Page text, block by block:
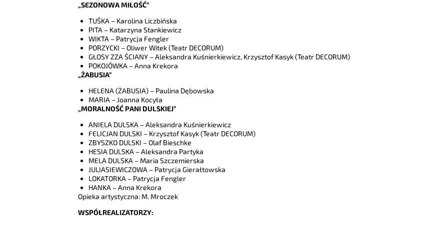
„SEZONOWA MIŁOŚĆ”
TUŚKA – Karolina Liczbińska
PITA – Katarzyna Stankiewicz
WIKTA – Patrycja Fengler
PORZYCKI – Oliwer Witek (Teatr DECORUM)
GŁOSY ZZA ŚCIANY – Aleksandra Kuśnierkiewicz, Krzysztof Kasyk (Teatr DECORUM)
POKOJÓWKA – Anna Krekora
„ŻABUSIA”
HELENA (ŻABUSIA) – Paulina Dębowska
MARIA – Joanna Kocyła
„MORALNOŚĆ PANI DULSKIEJ”
ANIELA DULSKA – Aleksandra Kuśnierkiewicz
FELICJAN DULSKI – Krzysztof Kasyk (Teatr DECORUM)
ZBYSZKO DULSKI – Olaf Bieschke
HESIA DULSKA – Aleksandra Partyka
MELA DULSKA – Maria Szczemierska
JULIASIEWICZOWA – Patrycja Gierałtowska
LOKATORKA – Patrycja Fengler
HANKA – Anna Krekora
Opieka artystyczna: M. Mroczek
WSPÓŁREALIZATORZY: